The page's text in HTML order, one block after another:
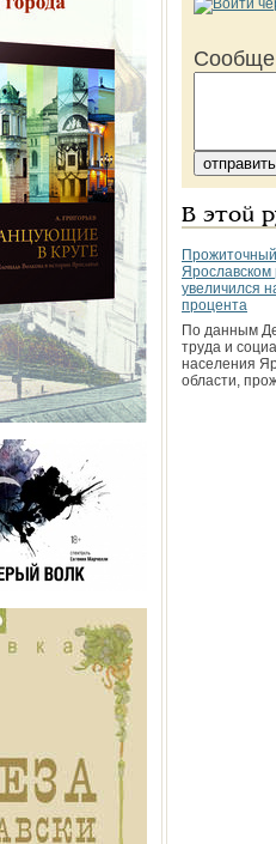
В этой
Ярославском
увеличился
процента
По данным
труда и
населения
области,